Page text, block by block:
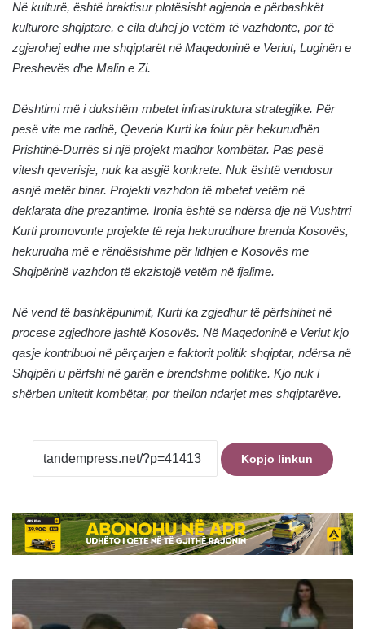
Në kulturë, është braktisur plotësisht agjenda e përbashkët
kulturore shqiptare, e cila duhej jo vetëm të vazhdonte, por të
zgjerohej edhe me shqiptarët në Maqedoninë e Veriut, Luginën e
Preshevës dhe Malin e Zi.
Dështimi më i dukshëm mbetet infrastruktura strategjike. Për
pesë vite me radhë, Qeveria Kurti ka folur për hekurudhën
Prishtinë-Durrës si një projekt madhor kombëtar. Pas pesë
vitesh qeverisje, nuk ka asgjë konkrete. Nuk është vendosur
asnjë metër binar. Projekti vazhdon të mbetet vetëm në
deklarata dhe prezantime. Ironia është se ndërsa dje në Vushtrri
Kurti promovonte projekte të reja hekurudhore brenda Kosovës,
hekurudha më e rëndësishme për lidhjen e Kosovës me
Shqipërinë vazhdon të ekzistojë vetëm në fjalime.
Në vend të bashkëpunimit, Kurti ka zgjedhur të përfshihet në
procese zgjedhore jashtë Kosovës. Në Maqedoninë e Veriut kjo
qasje kontribuoi në përçarjen e faktorit politik shqiptar, ndërsa në
Shqipëri u përfshi në garën e brendshme politike. Kjo nuk i
shërben unitetit kombëtar, por thellon ndarjet mes shqiptarëve.
Kopjo linkun
gjyqësor